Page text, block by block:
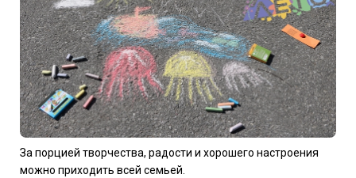
За порцией творчества, радости и хорошего настроения
можно приходить всей семьей.